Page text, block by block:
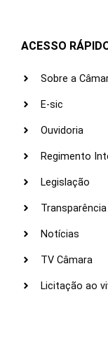
ACESSO
Sobre a
E-sic
Ouvidoria
Regimento
Legislação
Transparência
Notícias
TV Câmara
Licitação ao